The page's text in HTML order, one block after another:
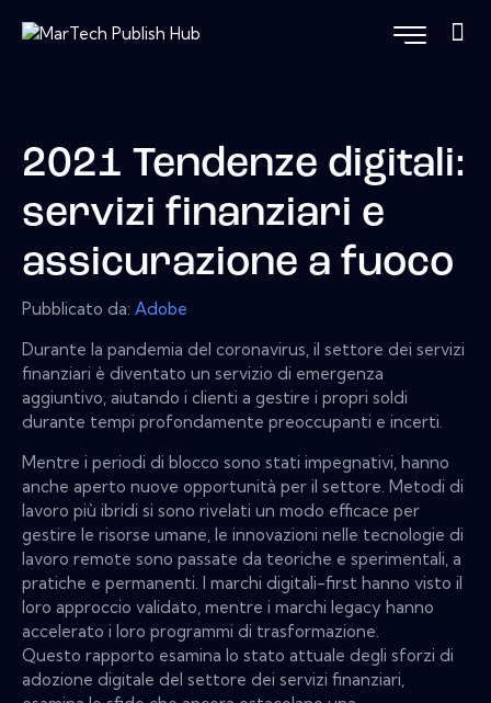
2021 Tendenze digitali:
servizi finanziari e
assicurazione a fuoco
Pubblicato da: Adobe
Durante la pandemia del coronavirus, il settore dei servizi
finanziari è diventato un servizio di emergenza
aggiuntivo, aiutando i clienti a gestire i propri soldi
durante tempi profondamente preoccupanti e incerti.
Mentre i periodi di blocco sono stati impegnativi, hanno
anche aperto nuove opportunità per il settore. Metodi di
lavoro più ibridi si sono rivelati un modo efficace per
gestire le risorse umane, le innovazioni nelle tecnologie di
lavoro remote sono passate da teoriche e sperimentali, a
pratiche e permanenti. I marchi digitali-first hanno visto il
loro approccio validato, mentre i marchi legacy hanno
accelerato i loro programmi di trasformazione.
Questo rapporto esamina lo stato attuale degli sforzi di
adozione digitale del settore dei servizi finanziari,